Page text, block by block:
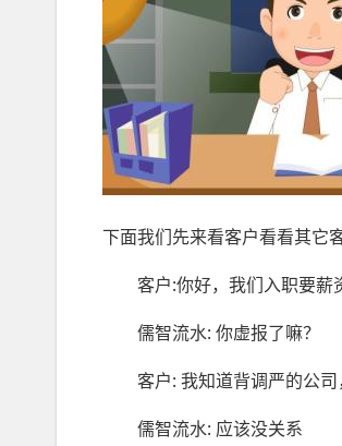
下面我们先来看客户看看其它
客户:你好，我们入职要薪
儒智流水: 你虚报了嘛？
客户: 我知道背调严的公
儒智流水: 应该没关系